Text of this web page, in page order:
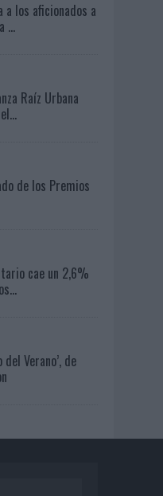
a los aficionados a
...
Raíz Urbana
de los Premios
cae un 2,6%
Verano’, de